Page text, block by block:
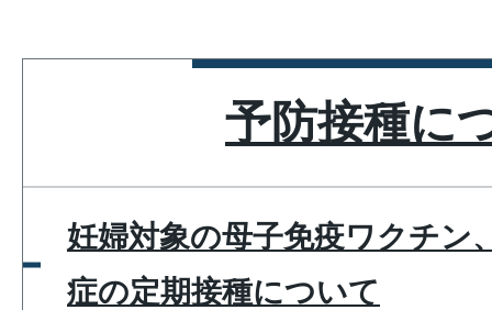
予防接種に
妊婦対象の母子免疫ワクチン
症の定期接種について